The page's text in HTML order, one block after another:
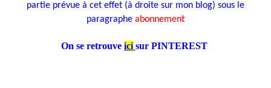
partie prévue à cet effet (à droite sur mon blog) sous le
paragraphe abonnement
On se retrouve ici sur PINTEREST